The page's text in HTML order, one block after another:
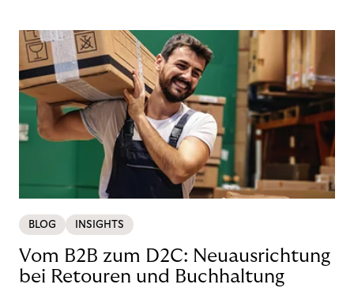
BLOG INSIGHTS
Vom B2B zum D2C: Neuausrichtung
bei Retouren und Buchhaltung